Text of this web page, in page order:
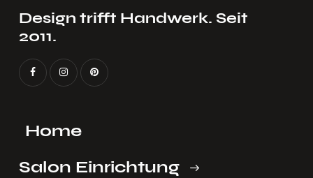
Design trifft Handwerk. Seit
2011.
Home
Salon Einrichtung